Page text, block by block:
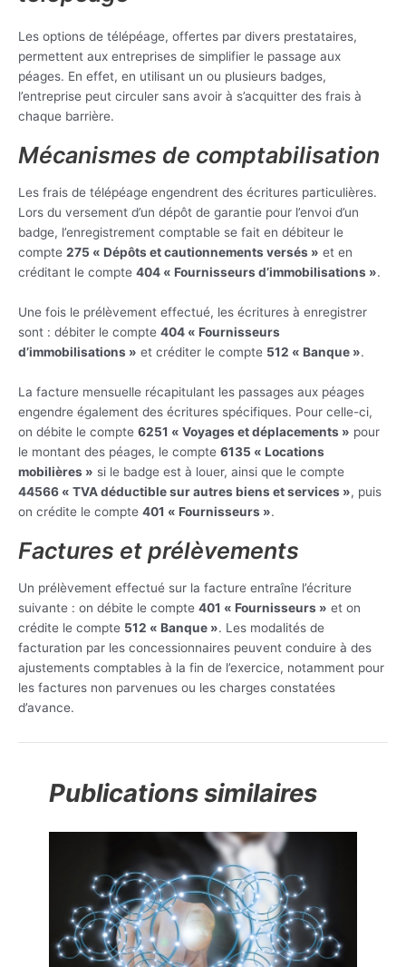
Les options de télépéage, offertes par divers prestataires,
permettent aux entreprises de simplifier le passage aux
péages. En effet, en utilisant un ou plusieurs badges,
l’entreprise peut circuler sans avoir à s’acquitter des frais à
chaque barrière.
Mécanismes de comptabilisation
Les frais de télépéage engendrent des écritures particulières.
Lors du versement d’un dépôt de garantie pour l’envoi d’un
badge, l’enregistrement comptable se fait en débiteur le
compte 275 « Dépôts et cautionnements versés » et en
créditant le compte 404 « Fournisseurs d’immobilisations ».
Une fois le prélèvement effectué, les écritures à enregistrer
sont : débiter le compte 404 « Fournisseurs
d’immobilisations » et créditer le compte 512 « Banque ».
La facture mensuelle récapitulant les passages aux péages
engendre également des écritures spécifiques. Pour celle-ci,
on débite le compte 6251 « Voyages et déplacements » pour
le montant des péages, le compte 6135 « Locations
mobilières » si le badge est à louer, ainsi que le compte
44566 « TVA déductible sur autres biens et services », puis
on crédite le compte 401 « Fournisseurs ».
Factures et prélèvements
Un prélèvement effectué sur la facture entraîne l’écriture
suivante : on débite le compte 401 « Fournisseurs » et on
crédite le compte 512 « Banque ». Les modalités de
facturation par les concessionnaires peuvent conduire à des
ajustements comptables à la fin de l’exercice, notamment pour
les factures non parvenues ou les charges constatées
d’avance.
Publications similaires